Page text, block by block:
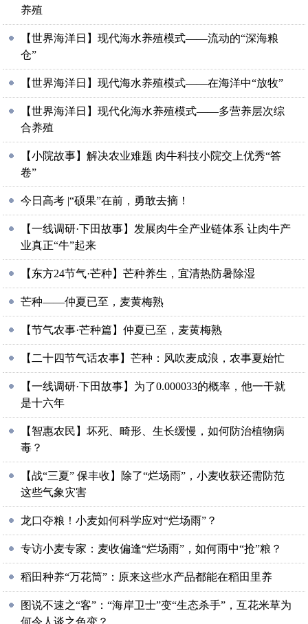
养殖
【世界海洋日】现代海水养殖模式——流动的“深海粮
仓”
【世界海洋日】现代海水养殖模式——在海洋中“放牧”
【世界海洋日】现代化海水养殖模式——多营养层次综
合养殖
【小院故事】解决农业难题 肉牛科技小院交上优秀“答
卷”
今日高考 |“硕果”在前，勇敢去摘！
【一线调研·下田故事】发展肉牛全产业链体系 让肉牛产
业真正“牛”起来
【东方24节气·芒种】芒种养生，宜清热防暑除湿
芒种——仲夏已至，麦黄梅熟
【节气农事·芒种篇】仲夏已至，麦黄梅熟
【二十四节气话农事】芒种：风吹麦成浪，农事夏始忙
【一线调研·下田故事】为了0.000033的概率，他一干就
是十六年
【智惠农民】坏死、畸形、生长缓慢，如何防治植物病
毒？
【战“三夏” 保丰收】除了“烂场雨”，小麦收获还需防范
这些气象灾害
龙口夺粮！小麦如何科学应对“烂场雨”？
专访小麦专家：麦收偏逢“烂场雨”，如何雨中“抢”粮？
稻田种养“万花筒”：原来这些水产品都能在稻田里养
图说不速之“客”：“海岸卫士”变“生态杀手”，互花米草为
何令人谈之色变？